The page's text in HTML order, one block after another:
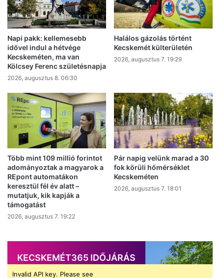
Napi pakk: kellemesebb
idővel indul a hétvége
Kecskeméten, ma van
Kölcsey Ferenc születésnapja
2026, augusztus 8. 06:30
Halálos gázolás történt
Kecskemét külterületén
2026, augusztus 7. 19:29
Több mint 109 millió forintot
adományoztak a magyarok a
REpont automatákon
keresztül fél év alatt –
mutatjuk, kik kapják a
támogatást
2026, augusztus 7. 19:22
Pár napig velünk marad a 30
fok körüli hőmérséklet
Kecskeméten
2026, augusztus 7. 18:01
KECSKEMÉT365 IDŐJÁRÁS
Invalid API key. Please see